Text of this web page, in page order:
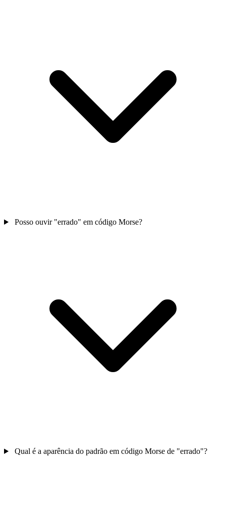
Posso ouvir "errado" em código Morse?
Qual é a aparência do padrão em código Morse de "errado"?